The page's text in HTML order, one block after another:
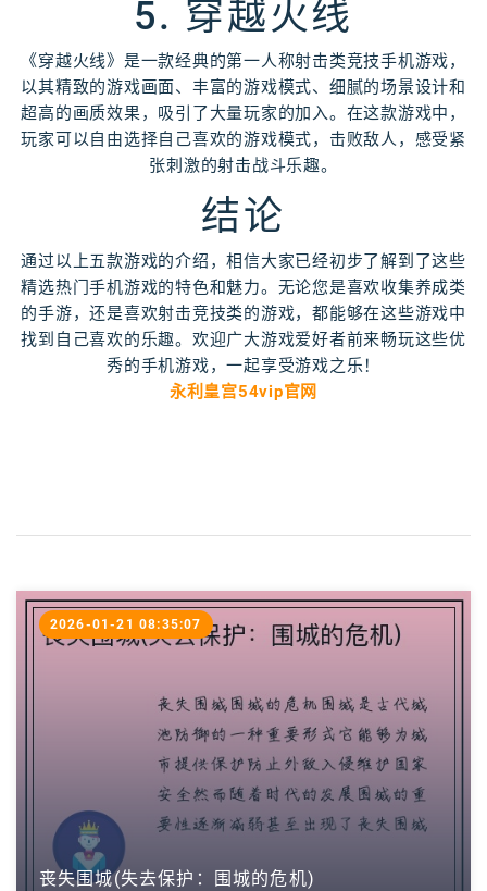
5. 穿越火线
《穿越火线》是一款经典的第一人称射击类竞技手机游戏，
以其精致的游戏画面、丰富的游戏模式、细腻的场景设计和
超高的画质效果，吸引了大量玩家的加入。在这款游戏中，
玩家可以自由选择自己喜欢的游戏模式，击败敌人，感受紧
张刺激的射击战斗乐趣。
结论
通过以上五款游戏的介绍，相信大家已经初步了解到了这些
精选热门手机游戏的特色和魅力。无论您是喜欢收集养成类
的手游，还是喜欢射击竞技类的游戏，都能够在这些游戏中
找到自己喜欢的乐趣。欢迎广大游戏爱好者前来畅玩这些优
秀的手机游戏，一起享受游戏之乐！
永利皇宫54vip官网
丧失围城(失去保护：围城的危机)
2026-01-21 08:35:07